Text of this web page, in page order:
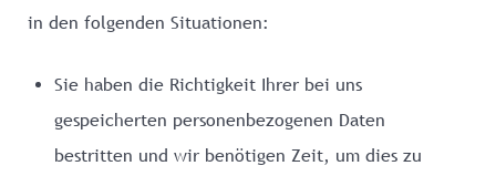
in den folgenden Situationen:
Sie haben die Richtigkeit Ihrer bei uns
gespeicherten personenbezogenen Daten
bestritten und wir benötigen Zeit, um dies zu